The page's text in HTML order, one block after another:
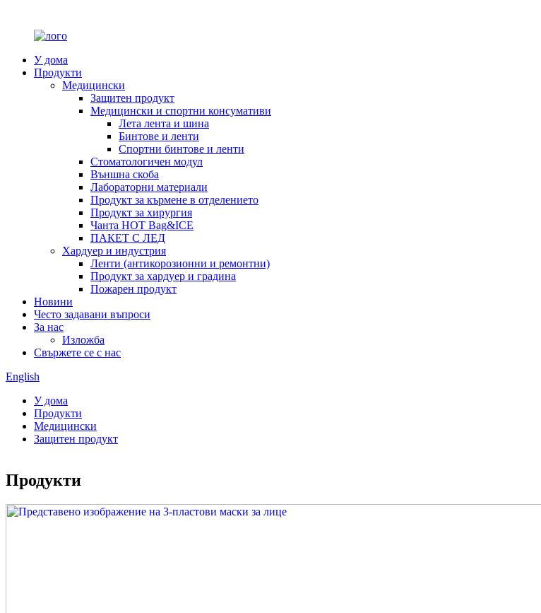
У дома
Продукти
Медицински
Защитен продукт
Медицински и спортни консумативи
Лета лента и шина
Бинтове и ленти
Спортни бинтове и ленти
Стоматологичен модул
Външна скоба
Лабораторни материали
Продукт за кърмене в отделението
Продукт за хирургия
Чанта HOT Bag&ICE
ПАКЕТ С ЛЕД
Хардуер и индустрия
Ленти (антикорозионни и ремонтни)
Продукт за хардуер и градина
Пожарен продукт
Новини
Често задавани въпроси
За нас
Изложба
Свържете се с нас
English
У дома
Продукти
Медицински
Защитен продукт
Продукти